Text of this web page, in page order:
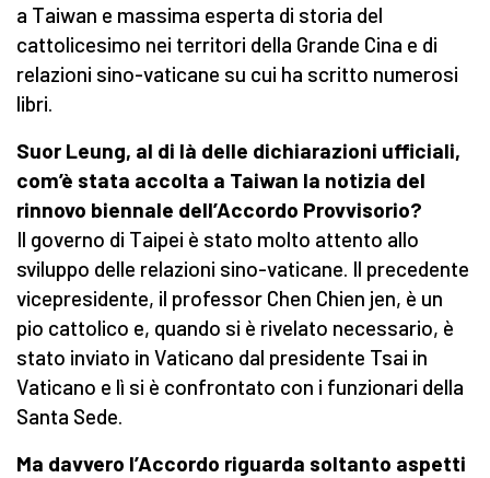
a Taiwan e massima esperta di storia del
cattolicesimo nei territori della Grande Cina e di
relazioni sino-vaticane su cui ha scritto numerosi
libri.
Suor Leung, al di là delle dichiarazioni ufficiali,
com’è stata accolta a Taiwan la notizia del
rinnovo biennale dell’Accordo Provvisorio?
Il governo di Taipei è stato molto attento allo
sviluppo delle relazioni sino-vaticane. Il precedente
vicepresidente, il professor Chen Chien jen, è un
pio cattolico e, quando si è rivelato necessario, è
stato inviato in Vaticano dal presidente Tsai in
Vaticano e lì si è confrontato con i funzionari della
Santa Sede.
Ma davvero l’Accordo riguarda soltanto aspetti